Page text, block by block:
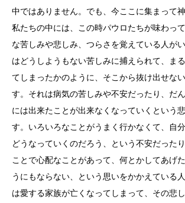
中ではありません。でも、今ここに集まって
私たちの中には、この時パウロたちが味わっ
な苦しみや悲しみ、つらさを覚えている人が
はどうしようもない苦しみに捕えられて、ま
てしまったかのように、そこから抜け出せな
す。それは病気の苦しみや不安だったり、だ
には出来たことが出来なくなっていくという
す。いろいろなことがうまく行かなくて、自
どうなっていくのだろう、という不安だった
ことで心配なことがあって、何とかしてあげ
うにもならない、という思いをかかえている
は愛する家族が亡くなってしまって、その悲